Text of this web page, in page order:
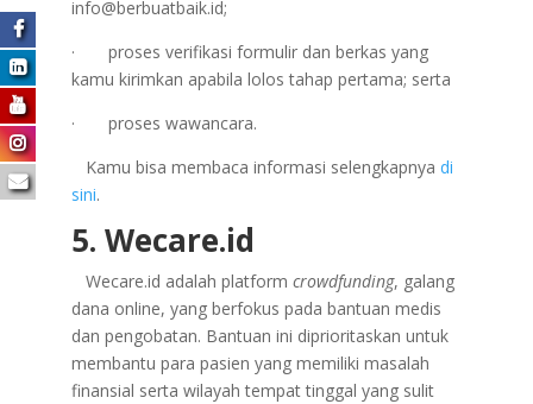
info@berbuatbaik.id;
· proses verifikasi formulir dan berkas yang
kamu kirimkan apabila lolos tahap pertama; serta
· proses wawancara.
Kamu bisa membaca informasi selengkapnya di
sini.
5. Wecare.id
Wecare.id adalah platform crowdfunding, galang
dana online, yang berfokus pada bantuan medis
dan pengobatan. Bantuan ini diprioritaskan untuk
membantu para pasien yang memiliki masalah
finansial serta wilayah tempat tinggal yang sulit